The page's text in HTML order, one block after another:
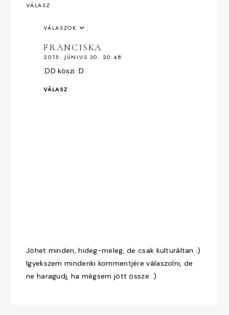
VÁLASZ
VÁLASZOK
FRANCISKA
2015. JÚNIUS 30. 20:48
:DD köszi :D
VÁLASZ
Jöhet minden, hideg-meleg, de csak kulturáltan :)
Igyekszem mindenki kommentjére válaszolni, de
ne haragudj, ha mégsem jött össze :)